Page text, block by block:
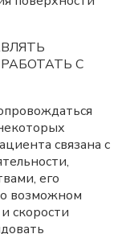
С
связана с
его
возможном
скорости